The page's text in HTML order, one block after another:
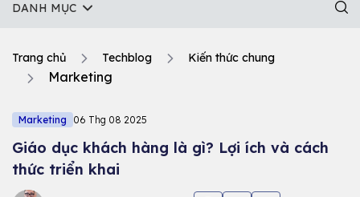
DANH MỤC
Trang chủ Techblog Kiến thức chung
Marketing
Marketing 06 Thg 08 2025
Giáo dục khách hàng là gì? Lợi ích và cách
thức triển khai